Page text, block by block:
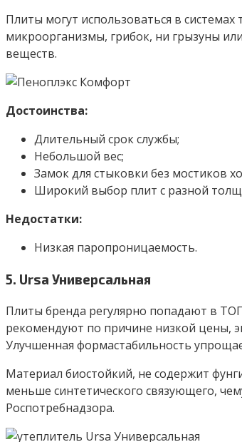
Плиты могут использоваться в
микроорганизмы, грибок, ни грызуны
веществ.
Достоинства:
Длительный срок службы;
Небольшой вес;
Замок для стыковки без мостиков
Широкий выбор плит с разной
Недостатки:
Низкая паропроницаемость.
5. Ursa Универсальная
Плиты бренда регулярно попадают в
рекомендуют по причине низкой цены,
Улучшенная формастабильность
Материал биостойкий, не содержит
меньше синтетического связующего,
Роспотребнадзора.